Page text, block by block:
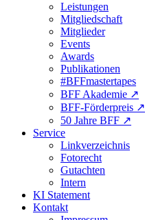
Leistungen
Mitgliedschaft
Mitglieder
Events
Awards
Publikationen
#BFFmastertapes
BFF Akademie ↗︎
BFF-Förderpreis ↗︎
50 Jahre BFF ↗︎
Service
Linkverzeichnis
Fotorecht
Gutachten
Intern
KI Statement
Kontakt